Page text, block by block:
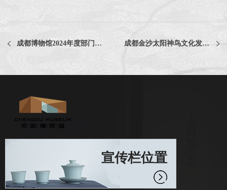
成都博物馆2024年度部门决算 成都金沙太阳神鸟文化发展有限责任公司文创品牌推广视频策划制作服务项目中选公告
宣传栏位置